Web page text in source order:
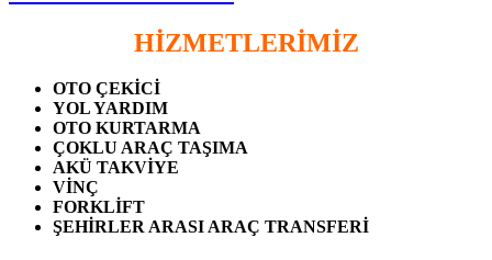
HİZMETLERİMİZ
OTO ÇEKİCİ
YOL YARDIM
OTO KURTARMA
ÇOKLU ARAÇ TAŞIMA
AKÜ TAKVİYE
VİNÇ
FORKLİFT
ŞEHİRLER ARASI ARAÇ TRANSFERİ